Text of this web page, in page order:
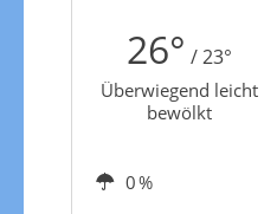
26° / 23°
Überwiegend leicht
bewölkt
0 %